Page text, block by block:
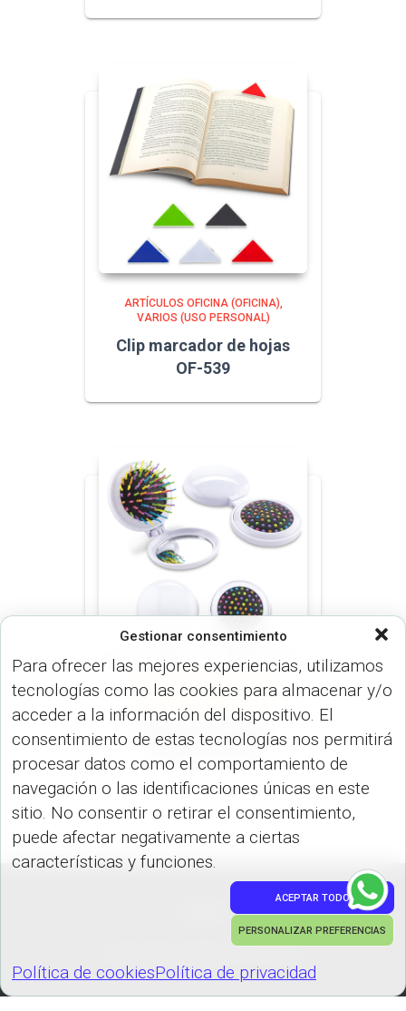
Gestionar consentimiento
Para ofrecer las mejores experiencias, utilizamos
tecnologías como las cookies para almacenar y/o
acceder a la información del dispositivo. El
consentimiento de estas tecnologías nos permitirá
procesar datos como el comportamiento de
navegación o las identificaciones únicas en este
sitio. No consentir o retirar el consentimiento,
puede afectar negativamente a ciertas
características y funciones.
ACEPTAR TODO
PERSONALIZAR PREFERENCIAS
Política de cookiesPolítica de privacidad
ARTÍCULOS OFICINA (OFICINA)
VARIOS (USO PERSONAL)
Clip marcador de hojas
OF-539
ESPEJOS (USO PERSONAL)
VARIOS (USO PERSONAL)
Cepillo con Espejo